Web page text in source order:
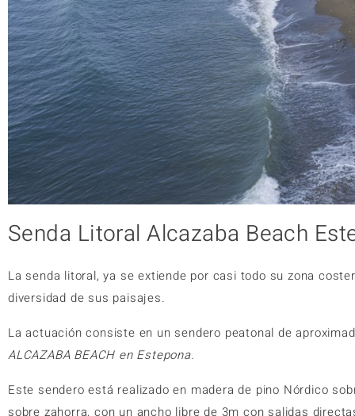
Senda Litoral Alcazaba Beach
La senda litoral, ya se extiende por casi todo su zona
diversidad de sus paisajes.
La actuación consiste en un sendero peatonal de
ALCAZABA BEACH en Estepona.
Este sendero está realizado en madera de pino Nórdico
sobre zahorra, con un ancho libre de 3m con salidas